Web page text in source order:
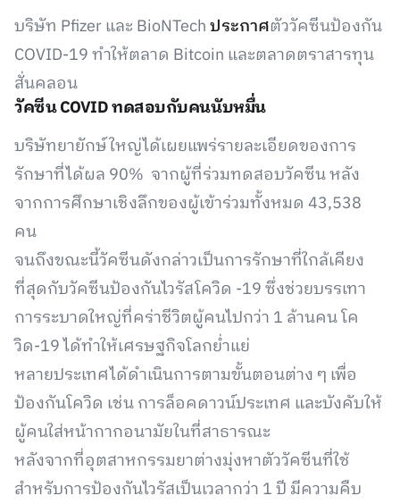
บริษัท Pfizer และ BioNTechประกาศตัววัคซีนป้องกัน
COVID-19 ทำให้ตลาด Bitcoin และตลาดตราสารทุน
สั่นคลอน
วัคซีน COVID ทดสอบกับคนนับหมื่น
บริษัทยายักษ์ใหญ่ได้เผยแพร่รายละเอียดของการ
รักษาที่ได้ผล 90% จากผู้ที่ร่วมทดสอบวัคซีน หลัง
จากการศึกษาเชิงลึกของผู้เข้าร่วมทั้งหมด 43,538
คน
จนถึงขณะนี้วัคซีนดังกล่าวเป็นการรักษาที่ใกล้เคียง
ที่สุดกับวัคซีนป้องกันไวรัสโควิด -19 ซึ่งช่วยบรรเทา
การระบาดใหญ่ที่คร่าชีวิตผู้คนไปกว่า 1 ล้านคน โค
วิด-19 ได้ทำให้เศรษฐกิจโลกย่ำแย่
หลายประเทศได้ดำเนินการตามขั้นตอนต่าง ๆ เพื่อ
ป้องกันโควิด เช่น การล็อคดาวน์ประเทศ และบังคับให้
ผู้คนใส่หน้ากากอนามัยในที่สาธารณะ
หลังจากที่อุตสาหกรรมยาต่างมุ่งหาตัววัคซีนที่ใช้
สำหรับการป้องกันไวรัสเป็นเวลากว่า 1 ปี มีความคืบ